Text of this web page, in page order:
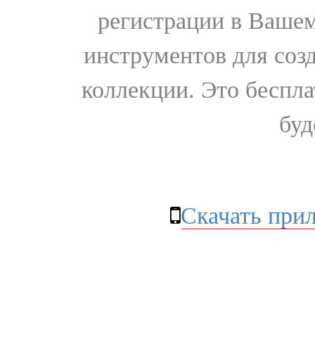
регистрации в
инструментов для
коллекции. Это
Скачать